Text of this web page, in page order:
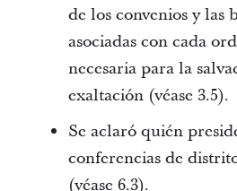
de los convenios y las
asociadas con cada
necesaria para la
exaltación (véase 3.5).
Se aclaró quién
conferencias de
(véase 6.3).